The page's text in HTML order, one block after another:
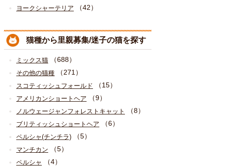
ヨークシャーテリア （42）
猫種から里親募集/迷子の猫を探す
ミックス猫 （688）
その他の猫種 （271）
スコティッシュフォールド （15）
アメリカンショートヘア （9）
ノルウェージャンフォレストキャット （8）
ブリティッシュショートヘア （6）
ペルシャ(チンチラ) （5）
マンチカン （5）
ペルシャ （4）